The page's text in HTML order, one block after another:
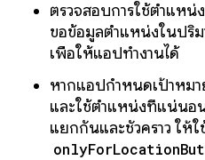
ตรวจสอบการใช้ตำแห
ขอข้อมูลตำแหน่งในปริ
เพื่อให้แอปทำงานได้
หากแอปกำหนดเป้าหม
และใช้ตำแหน่งที่แน่นอ
แยกกันและชั่วคราว ให้